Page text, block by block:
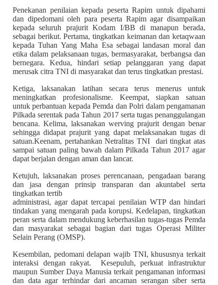
Penekanan penilaian kepada peserta Rapim untuk dipahami
dan dipedomani oleh para peserta Rapim agar disampaikan
kepada seluruh prajurit Kodam I/BB di manapun berada,
sebagai berikut. Pertama, tingkatkan keimanan dan ketaqwaan
kepada Tuhan Yang Maha Esa sebagai landasan moral dan
etika dalam pelaksanaan tugas, bermasyarakat, berbangsa dan
bernegara. Kedua, hindari setiap pelanggaran yang dapat
merusak citra TNI di masyarakat dan terus tingkatkan prestasi.
Ketiga, laksanakan latihan secara terus menerus untuk
meningkatkan profesionalisme. Keempat, siapkan satuan
untuk perbantuan kepada Pemda dan Polri dalam pengamanan
Pilkada serentak pada Tahun 2017 serta tugas penanggulangan
bencana. Kelima, laksanakan werving prajurit dengan benar
sehingga didapat prajurit yang dapat melaksanakan tugas di
satuan.Keenam, pertahankan Netralitas TNI dari tingkat atas
sampai satuan paling bawah dalam Pilkada Tahun 2017 agar
dapat berjalan dengan aman dan lancar.
Ketujuh, laksanakan proses perencanaan, pengadaan barang
dan jasa dengan prinsip transparan dan akuntabel serta
tingkatkan tertib
administrasi, agar dapat tercapai penilaian WTP dan hindari
tindakan yang mengarah pada korupsi. Kedelapan, tingkatkan
peran serta dalam mendukung keberhasilan tugas-tugas Pemda
dan masyarakat sebagai bagian dari tugas Operasi Militer
Selain Perang (OMSP).
Kesembilan, pedomani delapan wajib TNI, khususnya terkait
interaksi dengan rakyat. Kesepuluh, perkuat infrastruktur
maupun Sumber Daya Manusia terkait pengamanan informasi
dan data agar terhindar dari ancaman serangan siber serta